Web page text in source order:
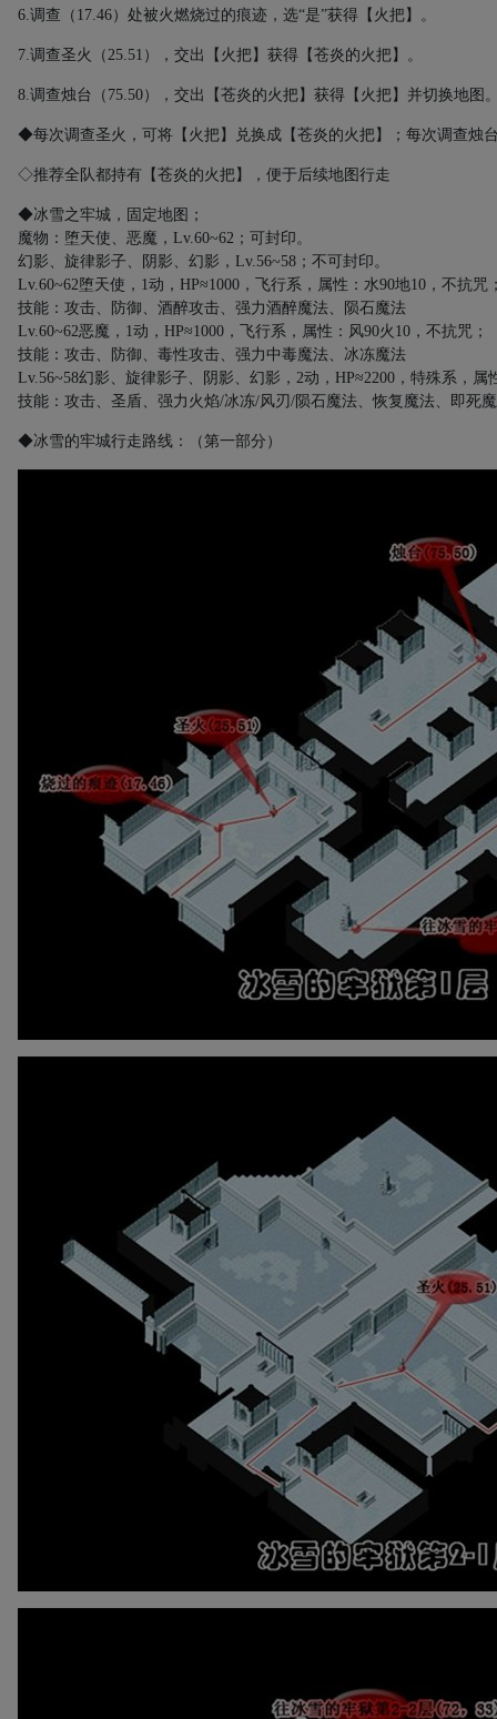
6.调查（ 17.46）处被火燃烧过的痕迹， 选“是”获得【火把】。
7.调查圣火（25.51 ），交出【火把】获得【苍炎的火把】。
8.调查烛台（ 75.50），交出【苍炎的火把】获得【火把】并切换地图
◆每次调查圣火，可将【火把】兑换成【苍炎的火把】；每次调查烛
◇推荐全队都持有【苍炎的火把】，便于后续地图行走
◆冰雪之牢城，固定地图；
魔物：堕天使、恶魔， Lv.60~62 ；可封印。
幻影、旋律影子、阴影、幻影， Lv.56~58 ；不可封印。
Lv.60~62堕天使， 1动， HP≈1000 ，飞行系，属性：水90地10 ，不抗咒
技能：攻击、防御、酒醉攻击、强力酒醉魔法、陨石魔法
Lv.60~62恶魔， 1动， HP≈1000 ，飞行系，属性：风90火 10 ，不抗咒；
技能：攻击、防御、毒性攻击、强力中毒魔法、冰冻魔法
Lv.56~58幻影、旋律影子、阴影、幻影， 2动， HP≈2200 ，特殊系，属
技能：攻击、圣盾、强力火焰/冰冻/风刃 / 陨石魔法、恢复魔法、即死
◆冰雪的牢城行走路线：（第一部分）